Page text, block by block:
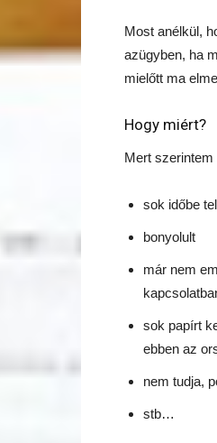
Most anélkül,
azügyben, ha
mielőtt ma
Hogy miért?
Mert
sok időbe
bonyolult
már nem
sok papírt
ebben az
nem tudja,
stb…